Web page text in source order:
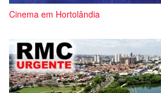
Cinema em Hortolândia